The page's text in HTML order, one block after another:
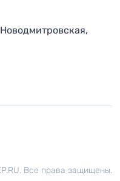
Все права защищены.